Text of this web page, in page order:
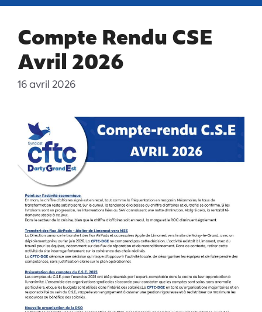
Compte Rendu CSE
Avril 2026
16 avril 2026